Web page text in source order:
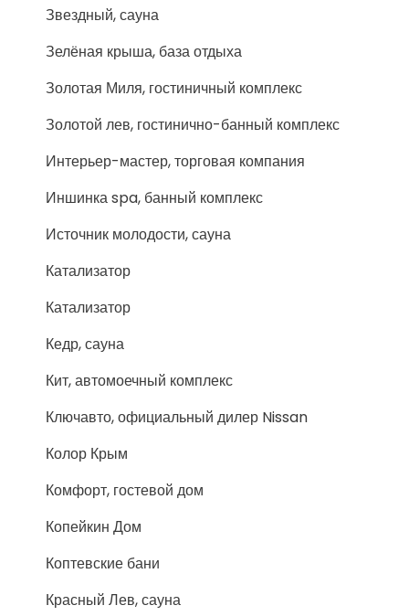
Звездный, сауна
Зелёная крыша, база отдыха
Золотая Миля, гостиничный комплекс
Золотой лев, гостинично-банный комплекс
Интерьер-мастер, торговая компания
Иншинка spa, банный комплекс
Источник молодости, сауна
Катализатор
Катализатор
Кедр, сауна
Кит, автомоечный комплекс
Ключавто, официальный дилер Nissan
Колор Крым
Комфорт, гостевой дом
Копейкин Дом
Коптевские бани
Красный Лев, сауна